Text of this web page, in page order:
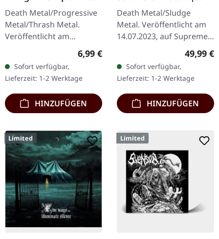
Death | CD
Death Metal/Progressive
Metal/Thrash Metal.
Veröffentlicht am
08.08.2008, auf Supreme
Chaos Records. CD im
Jewelcase mit 8-seitigem
Booklet.…
Regulärer Preis:
6,99 €
Sofort verfügbar,
Lieferzeit: 1-2 Werktage
HINZUFÜGEN
VINYL BUNDLE
Death Metal/Sludge
Metal. Veröffentlicht am
14.07.2023, auf Supreme
Chaos Records. SCR-
exklusives Bundle, 50
Exemplare, bestehend
aus: · Gelbes Vinyl…
49,99 €
Sofort verfügbar,
Lieferzeit: 1-2 Werktage
HINZUFÜGEN
Limited Limited